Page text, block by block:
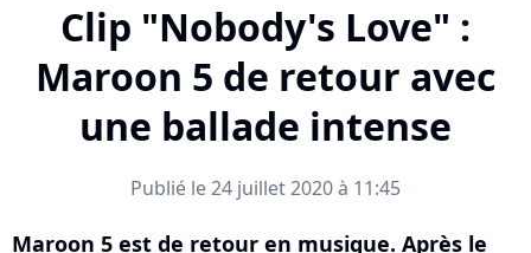
Clip "Nobody's Love" :
Maroon 5 de retour avec
une ballade intense
Publié le 24 juillet 2020 à 11:45
Maroon 5 est de retour en musique. Après le